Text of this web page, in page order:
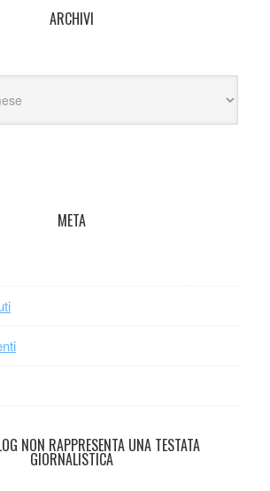
ARCHIVI
META
NON RAPPRESENTA UNA TESTATA
GIORNALISTICA